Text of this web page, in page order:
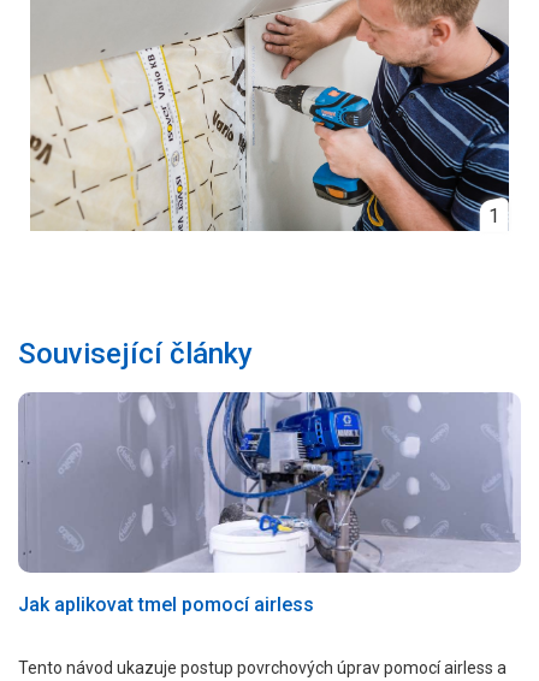
1
Související články
Jak aplikovat tmel pomocí airless
Tento návod ukazuje postup povrchových úprav pomocí airless a